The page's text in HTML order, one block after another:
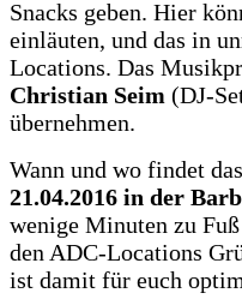
Snacks geben. Hier
einläuten, und das in
Locations. Das
Christian Seim (DJ-
übernehmen.
Wann und wo findet
21.04.2016 in der
wenige Minuten zu
den ADC-Locations
ist damit für euch